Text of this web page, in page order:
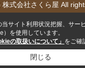
式会社さくら屋 All
サイト利用状況把握、サー
を使用しています。
の取扱いについて」 をご確
閉じる